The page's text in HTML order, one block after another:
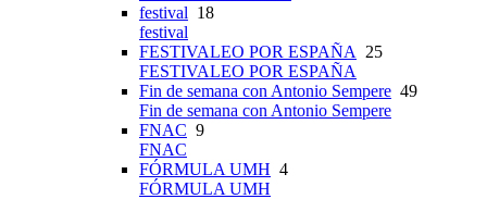
festival 18
festival
FESTIVALEO POR ESPAÑA 25
FESTIVALEO POR ESPAÑA
Fin de semana con Antonio Sempere 49
Fin de semana con Antonio Sempere
FNAC 9
FNAC
FÓRMULA UMH 4
FÓRMULA UMH